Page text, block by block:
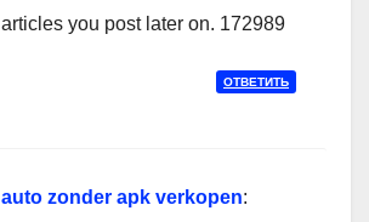
articles you post later on. 172989
ОТВЕТИТЬ
auto zonder apk verkopen: